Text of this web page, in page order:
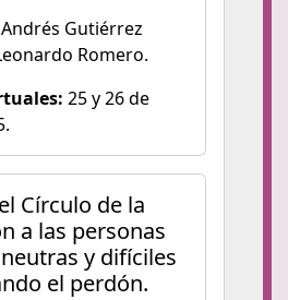
Andrés Gutiérrez
Romero.
25 y 26 de
Círculo de la
a las personas
y difíciles
el perdón.